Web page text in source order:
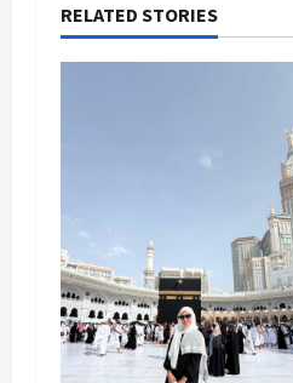
RELATED STORIES